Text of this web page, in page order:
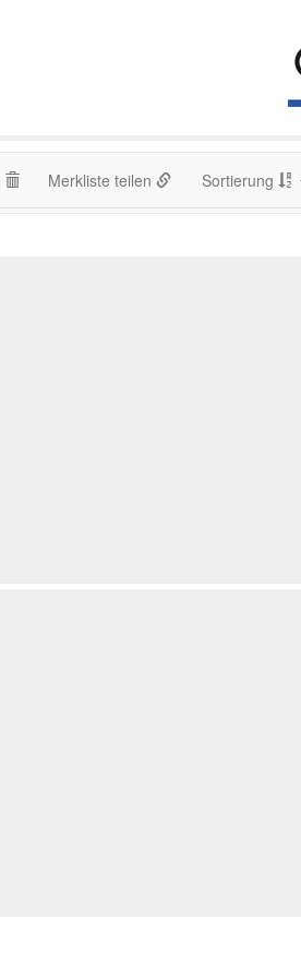
Merkliste teilen Sortierung